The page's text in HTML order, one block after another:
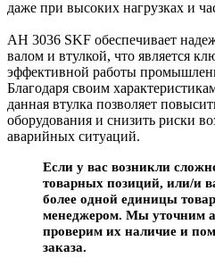
даже при высоких нагрузках и
AH 3036 SKF обеспечивает
валом и втулкой, что является
эффективной работы
Благодаря своим
данная втулка позволяет
оборудования и снизить риски
аварийных ситуаций.
Если у вас возникли
товарных позиций, или/и
более одной единицы
менеджером. Мы уточним
проверим их наличие и
заказа.